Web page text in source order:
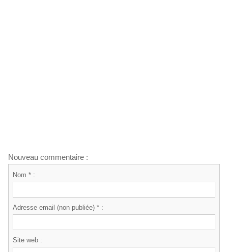
Nouveau commentaire :
Nom * :
Adresse email (non publiée) * :
Site web :